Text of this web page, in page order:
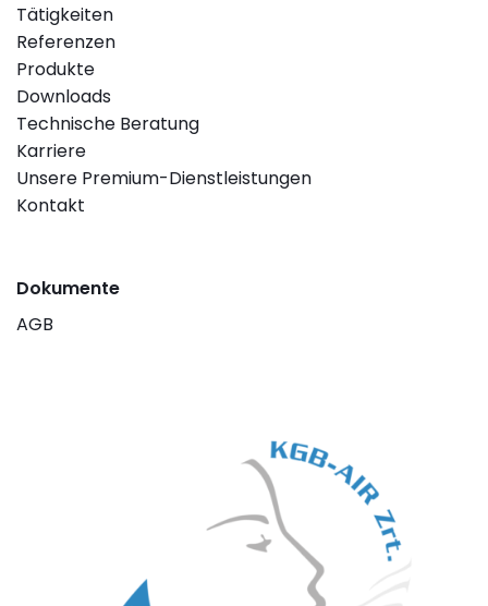
Tätigkeiten
Referenzen
Produkte
Downloads
Technische Beratung
Karriere
Unsere Premium-Dienstleistungen
Kontakt
Dokumente
AGB